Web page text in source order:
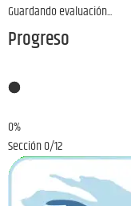
Guardando evaluación...
Progreso
0%
Sección 0/12